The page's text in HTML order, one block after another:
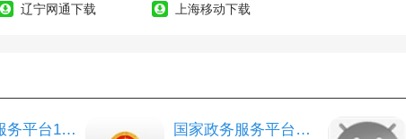
辽宁网通下载 上海移动下载
国家政务服务平台1.5.7苹果版本 国家政务服务平台官方app手机版